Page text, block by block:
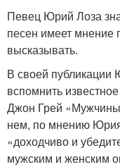
Певец Юрий Лоза
песен имеет мнение
высказывать.
В своей
вспомнить
Джон Грей
нем, по мнению
«доходчиво и
мужским и женским